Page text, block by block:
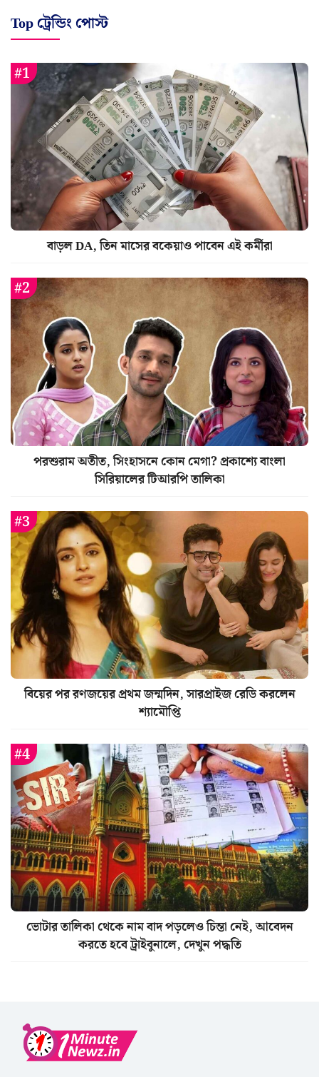
Top ট্রেন্ডিং পোস্ট
বাড়ল DA, তিন মাসের বকেয়াও পাবেন এই কর্মীরা
পরশুরাম অতীত, সিংহাসনে কোন মেগা? প্রকাশ্যে বাংলা
সিরিয়ালের টিআরপি তালিকা
বিয়ের পর রণজয়ের প্রথম জন্মদিন, সারপ্রাইজ রেডি করলেন
শ্যামৌপ্তি
ভোটার তালিকা থেকে নাম বাদ পড়লেও চিন্তা নেই, আবেদন
করতে হবে ট্রাইবুনালে, দেখুন পদ্ধতি